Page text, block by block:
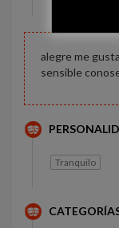
alegre me
sensible
Tranquilo